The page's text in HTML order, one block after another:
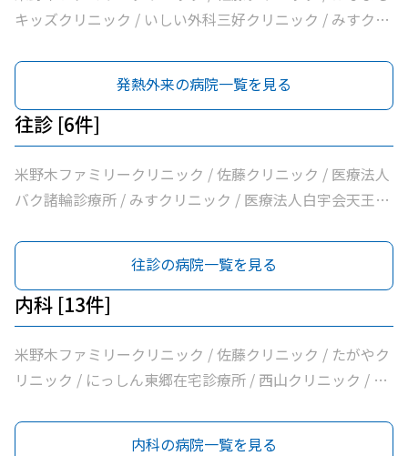
キッズクリニック / いしい外科三好クリニック / みすクリ
永井医院 / みよし市民病院
発熱外来の病院一覧を見る
往診 [6件]
米野木ファミリークリニック / 佐藤クリニック / 医療法人
バク諸輪診療所 / みすクリニック / 医療法人白宇会天王内
往診の病院一覧を見る
内科 [13件]
米野木ファミリークリニック / 佐藤クリニック / たがやク
リニック / にっしん東郷在宅診療所 / 西山クリニック / 医
外科三好クリニック / みすクリニック / たきざわ胃腸科外
内科の病院一覧を見る